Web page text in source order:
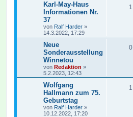
Karl-May-Haus
Informationen Nr.
37
von Ralf Harder »
14.3.2022, 17:29
1
Neue
Sonderausstellung
Winnetou
von Redaktion »
5.2.2023, 12:43
0
Wolfgang
Hallmann zum 75.
Geburtstag
von Ralf Harder »
10.12.2022, 17:20
1